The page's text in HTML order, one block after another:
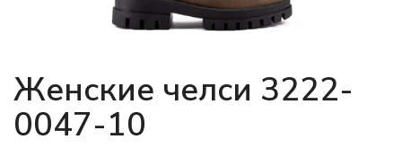
Женские челси 3222-
0047-10